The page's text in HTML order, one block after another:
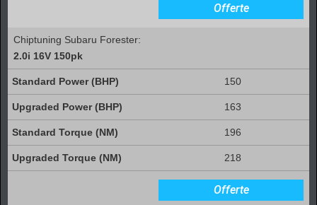
Offerte
Chiptuning Subaru Forester:
2.0i 16V 150pk
150
163
196
218
Offerte